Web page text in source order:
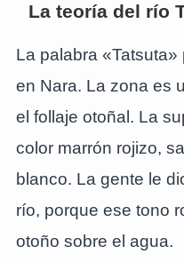
La teoría del río
La palabra
en Nara. La zona es
el follaje otoñal. La
color marrón rojizo,
blanco. La gente le
río, porque ese tono
otoño sobre el agua.